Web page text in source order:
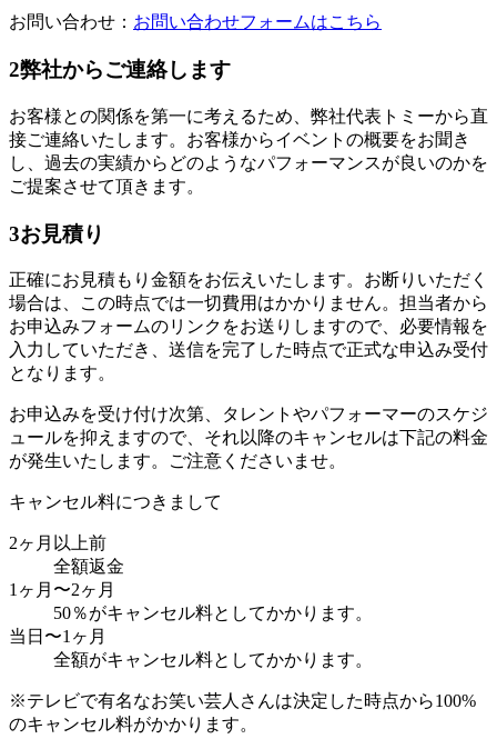
お問い合わせ： お問い合わせフォームはこちら
2弊社からご連絡します
お客様との関係を第一に考えるため、弊社代表トミーから直
接ご連絡いたします。お客様からイベントの概要をお聞き
し、過去の実績からどのようなパフォーマンスが良いのかを
ご提案させて頂きます。
3お見積り
正確にお見積もり金額をお伝えいたします。お断りいただく
場合は、この時点では一切費用はかかりません。担当者から
お申込みフォームのリンクをお送りしますので、必要情報を
入力していただき、送信を完了した時点で正式な申込み受付
となります。
お申込みを受け付け次第、タレントやパフォーマーのスケジ
ュールを抑えますので、それ以降のキャンセルは下記の料金
が発生いたします。ご注意くださいませ。
キャンセル料につきまして
2ヶ月以上前
全額返金
1ヶ月〜2ヶ月
50％がキャンセル料としてかかります。
当日〜1ヶ月
全額がキャンセル料としてかかります。
※テレビで有名なお笑い芸人さんは決定した時点から100%
のキャンセル料がかかります。